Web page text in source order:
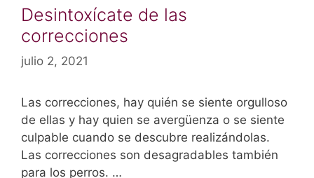
Desintoxícate de las
correcciones
julio 2, 2021
Las correcciones, hay quién se siente orgulloso
de ellas y hay quien se avergüenza o se siente
culpable cuando se descubre realizándolas.
Las correcciones son desagradables también
para los perros. …